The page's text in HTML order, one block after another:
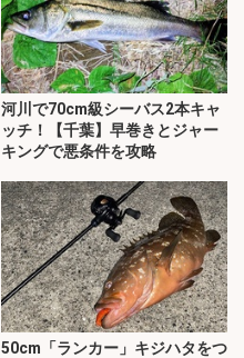
河川で70cm級シーバス2本キャ
ッチ！【千葉】早巻きとジャー
キングで悪条件を攻略
50cm「ランカー」キジハタをつ